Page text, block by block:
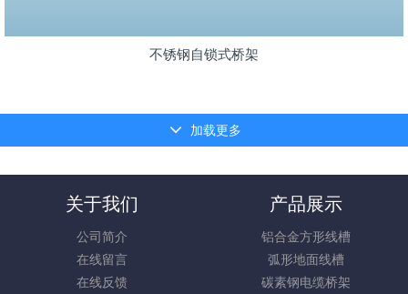
不锈钢自锁式桥架
加载更多
关于我们
公司简介
在线留言
在线反馈
产品展示
铝合金方形线槽
弧形地面线槽
碳素钢电缆桥架